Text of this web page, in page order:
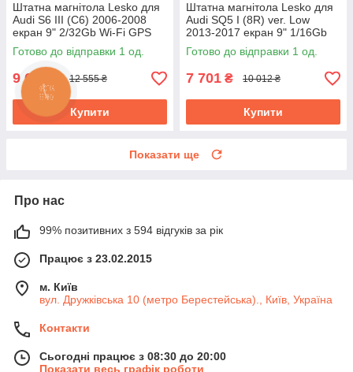
Штатна магнітола Lesko для
Audi S6 III (C6) 2006-2008
екран 9" 2/32Gb Wi-Fi GPS
Base
Готово до відправки 1 од.
9 657 12 555 ₴
Купити
Штатна магнітола Lesko для
Audi SQ5 I (8R) ver. Low
2013-2017 екран 9" 1/16Gb
Wi-Fi GPS Base
Готово до відправки 1 од.
7 701 ₴ 10 012 ₴
Купити
Показати ще
Про нас
99% позитивних з 594 відгуків за рік
Працює з 23.02.2015
м. Київ
вул. Дружківська 10 (метро Берестейська)., Київ, Україна
Контакти
Сьогодні працює з 08:30 до 20:00
Показати весь графік роботи